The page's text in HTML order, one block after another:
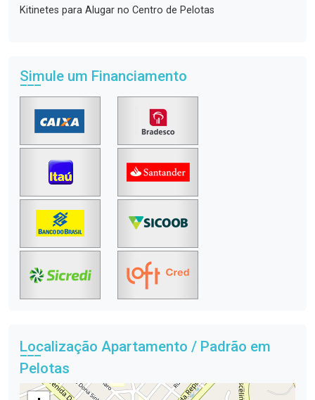
Kitinetes para Alugar no Centro de Pelotas
Simule um Financiamento
Localização Apartamento / Padrão em
Pelotas